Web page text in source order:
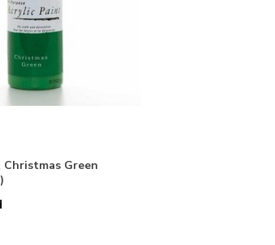
Green